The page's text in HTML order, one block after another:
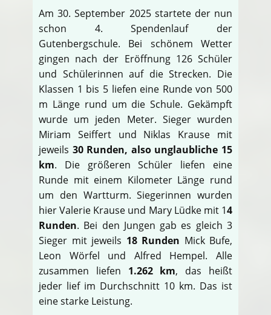
Am 30. September 2025 startete der nun
schon 4. Spendenlauf der
Gutenbergschule. Bei schönem Wetter
gingen nach der Eröffnung 126 Schüler
und Schülerinnen auf die Strecken. Die
Klassen 1 bis 5 liefen eine Runde von 500
m Länge rund um die Schule. Gekämpft
wurde um jeden Meter. Sieger wurden
Miriam Seiffert und Niklas Krause mit
jeweils 30 Runden, also unglaubliche 15
km. Die größeren Schüler liefen eine
Runde mit einem Kilometer Länge rund
um den Wartturm. Siegerinnen wurden
hier Valerie Krause und Mary Lüdke mit 14
Runden. Bei den Jungen gab es gleich 3
Sieger mit jeweils 18 Runden Mick Bufe,
Leon Wörfel und Alfred Hempel. Alle
zusammen liefen 1.262 km, das heißt
jeder lief im Durchschnitt 10 km. Das ist
eine starke Leistung.